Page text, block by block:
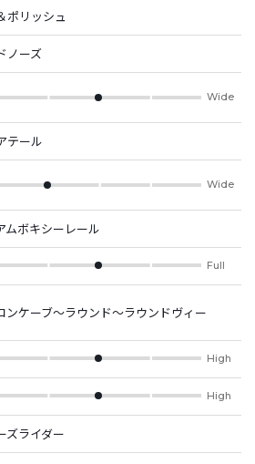
ポリッシュ
ノーズ
Wide
テール
Wide
ムボキシーレール
Full
ンケーブ～ラウンド～ラウンドヴィー
High
High
ズライダー